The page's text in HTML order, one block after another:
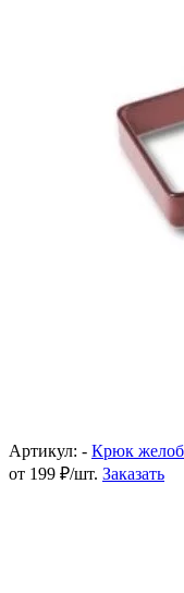
Артикул: - Крюк
от 199 ₽/шт. Заказать